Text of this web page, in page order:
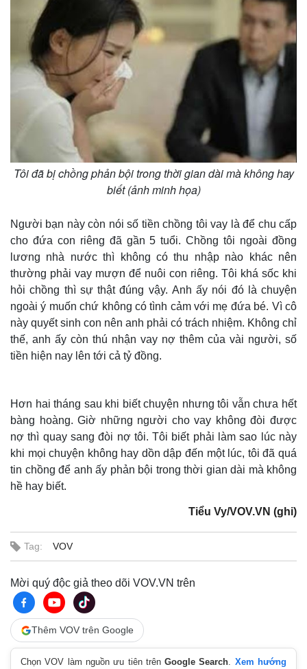
Thế giới
Hồ sơ
E-Magazine
Infographic
Tôi đã bị chồng phản bội trong thời gian dài mà không hay
biết (ảnh minh họa)
Người bạn này còn nói số tiền chồng tôi vay là để chu cấp
cho đứa con riêng đã gần 5 tuổi. Chồng tôi ngoài đồng
lương nhà nước thì không có thu nhập nào khác nên
thường phải vay mượn để nuôi con riêng. Tôi khá sốc khi
hỏi chồng thì sự thật đúng vậy. Anh ấy nói đó là chuyện
ngoài ý muốn chứ không có tình cảm với mẹ đứa bé. Vì cô
này quyết sinh con nên anh phải có trách nhiệm. Không chỉ
thế, anh ấy còn thú nhận vay nợ thêm của vài người, số
tiền hiện nay lên tới cả tỷ đồng.
Hơn hai tháng sau khi biết chuyện nhưng tôi vẫn chưa hết
bàng hoàng. Giờ những người cho vay không đòi được
nợ thì quay sang đòi nợ tôi. Tôi biết phải làm sao lúc này
khi mọi chuyện không hay dồn dập đến một lúc, tôi đã quá
tin chồng để anh ấy phản bội trong thời gian dài mà không
hề hay biết.
Tiểu Vy/VOV.VN (ghi)
Tag: VOV
Mời quý độc giả theo dõi VOV.VN trên
Thêm VOV trên Google
Chọn VOV làm nguồn ưu tiên trênGoogle Search. Xem hướng